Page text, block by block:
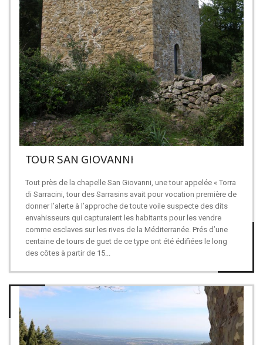
TOUR SAN GIOVANNI
Tout près de la chapelle San Giovanni, une tour appelée « Torra
di Sarracini, tour des Sarrasins avait pour vocation première de
donner l’alerte à l’approche de toute voile suspecte des dits
envahisseurs qui capturaient les habitants pour les vendre
comme esclaves sur les rives de la Méditerranée. Prés d’une
centaine de tours de guet de ce type ont été édifiées le long
des côtes à partir de 15...